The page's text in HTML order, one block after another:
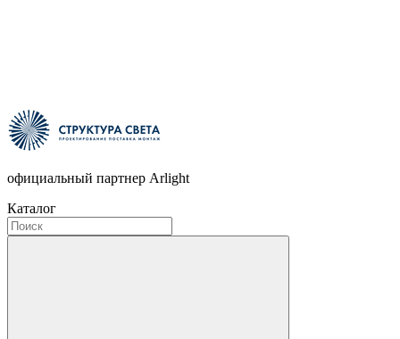
официальный партнер Arlight
Каталог